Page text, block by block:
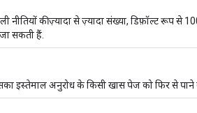
नीतियों की ज़्यादा से ज़्यादा संख्या, डिफ़ॉल्ट रूप से
सकती हैं.
इस्तेमाल अनुरोध के किसी खास पेज को फिर से पाने